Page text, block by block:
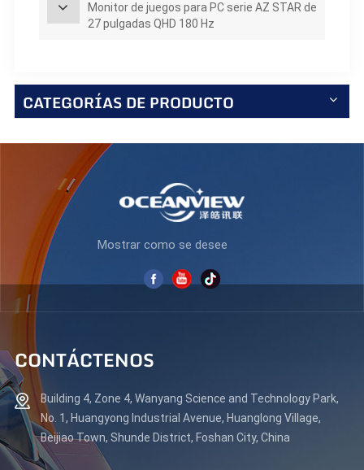
Monitor de juegos para PC serie AZ STAR de
27 pulgadas QHD 180 Hz
CATEGORÍAS DE PRODUCTO
Mostrar como se desee
CONTÁCTENOS
Building 4, Zone 4, Wanyang Science and Technology Park,
No. 1, Huangyong Industrial Avenue, Huanglong Village,
Beijiao Town, Shunde District, Foshan City, China